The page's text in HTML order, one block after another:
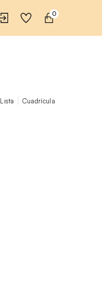
0
Lista Cuadrícula